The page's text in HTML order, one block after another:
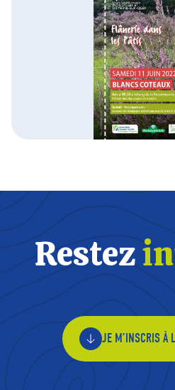
Restez
JE M’INSCRIS À